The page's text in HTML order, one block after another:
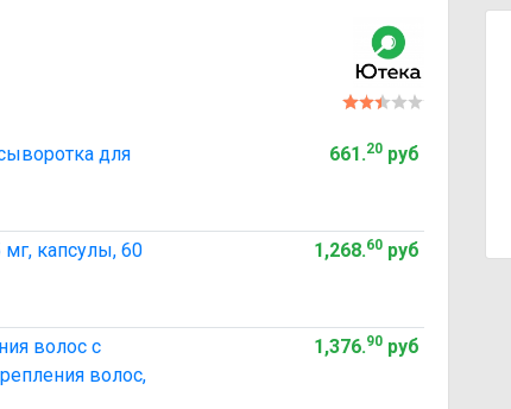
для
661.20руб
мг, капсулы, 60
1,268.60руб
волос с
волос,
1,376.90руб